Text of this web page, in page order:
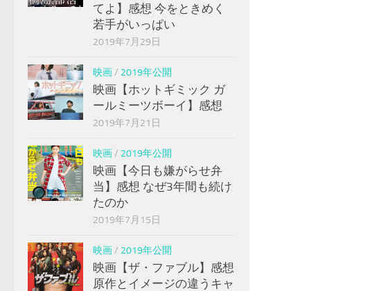
てよ】感想 今をときめく
若手がいっぱい
2019年7月29日
映画/ 2019年公開
映画【ホットギミック ガ
ールミーツボーイ】感想
2019年7月21日
映画/ 2019年公開
映画【今日も嫌がらせ弁
当】感想 なぜ3年間も続け
たのか
2019年7月15日
映画/ 2019年公開
映画【ザ・ファブル】感想
原作とイメージの違うキャ